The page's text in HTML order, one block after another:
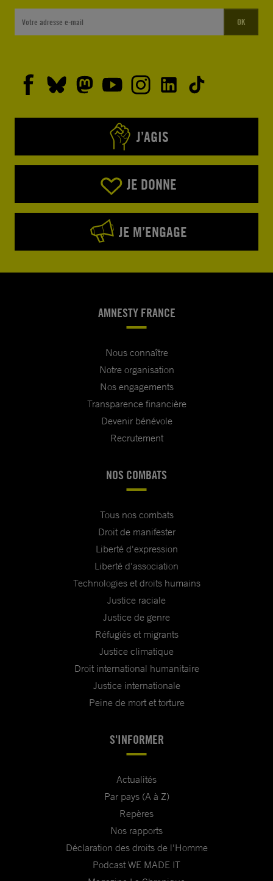
OK
J’AGIS
JE DONNE
JE M’ENGAGE
AMNESTY FRANCE
Nous connaître
Notre organisation
Nos engagements
Transparence financière
Devenir bénévole
Recrutement
NOS COMBATS
Tous nos combats
Droit de manifester
Liberté d'expression
Liberté d'association
Technologies et droits humains
Justice raciale
Justice de genre
Réfugiés et migrants
Justice climatique
Droit international humanitaire
Justice internationale
Peine de mort et torture
S'INFORMER
Actualités
Par pays (A à Z)
Repères
Nos rapports
Déclaration des droits de l'Homme
Podcast WE MADE IT